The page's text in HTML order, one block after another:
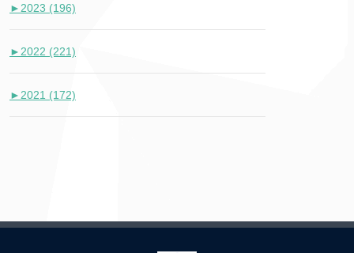
► 2023 (196)
► 2022 (221)
► 2021 (172)